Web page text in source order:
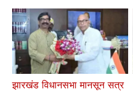
झारखंड विधानसभा मानसून सत्र